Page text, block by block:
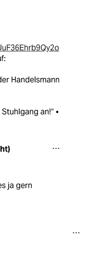
Handelsmann
an!“ •
ja gern